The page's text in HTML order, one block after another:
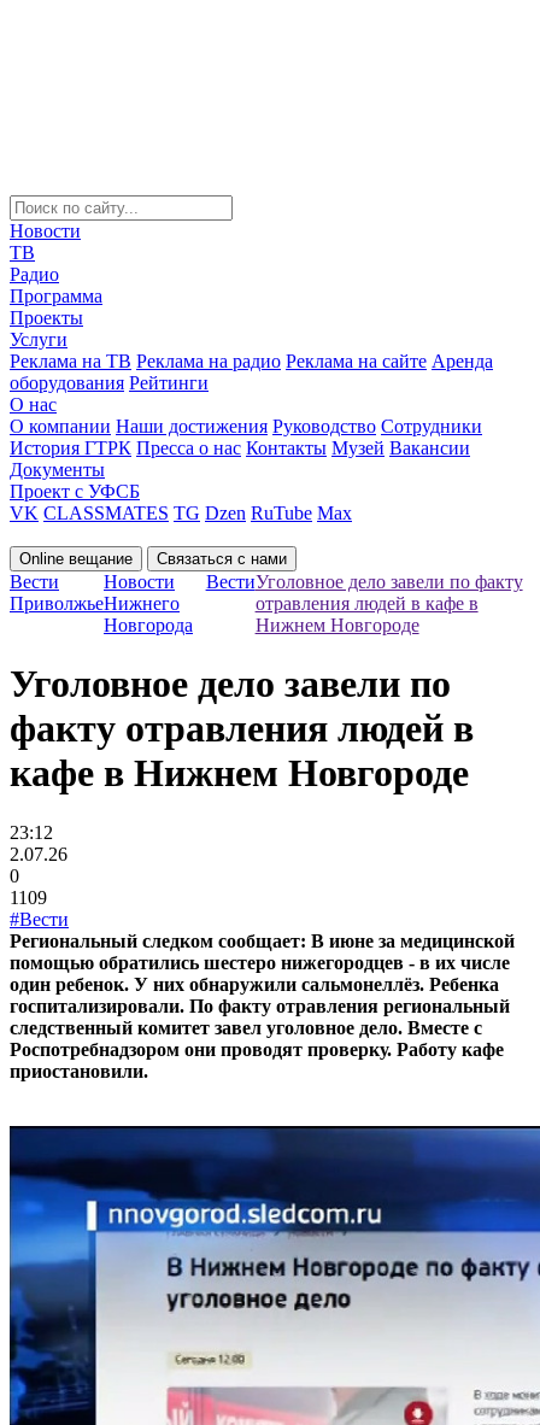
Новости
ТВ
Радио
Программа
Проекты
Услуги
Реклама на ТВ Реклама на радио Реклама на сайте Аренда
оборудования Рейтинги
О нас
О компании Наши достижения Руководство Сотрудники
История ГТРК Пресса о нас Контакты Музей Вакансии
Документы
Проект с УФСБ
VK CLASSMATES TG Dzen RuTube Max
Online вещание Связаться с нами
Вести
Приволжье
Новости
Нижнего
Новгорода
ВестиУголовное дело завели по факту
отравления людей в кафе в
Нижнем Новгороде
Уголовное дело завели по
факту отравления людей в
кафе в Нижнем Новгороде
23:12
2.07.26
0
1109
#Вести
Региональный следком сообщает: В июне за медицинской
помощью обратились шестеро нижегородцев - в их числе
один ребенок. У них обнаружили сальмонеллёз. Ребенка
госпитализировали. По факту отравления региональный
следственный комитет завел уголовное дело. Вместе с
Роспотребнадзором они проводят проверку. Работу кафе
приостановили.